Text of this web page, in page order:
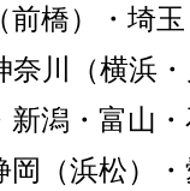
前橋）・埼
奈川（横浜
新潟・富山
（浜松）